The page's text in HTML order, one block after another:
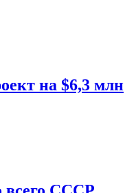
на $6,3 млн